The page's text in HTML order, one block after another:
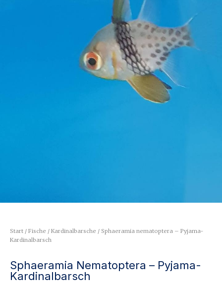
Start / Fische / Kardinalbarsche / Sphaeramia nematoptera – Pyjama-
Kardinalbarsch
Sphaeramia Nematoptera – Pyjama-
Kardinalbarsch